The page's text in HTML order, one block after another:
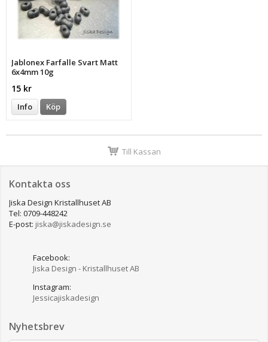
Jablonex Farfalle Svart Matt
6x4mm 10g
15 kr
Info Köp
Till Kassan
Kontakta oss
Jiska Design Kristallhuset AB
Tel: 0709-448242
E-post: jiska@jiskadesign.se
Facebook:
Jiska Design - Kristallhuset AB
Instagram:
Jessicajiskadesign
Nyhetsbrev